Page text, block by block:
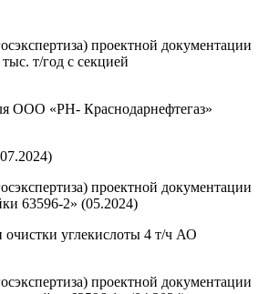
проектной документации
т/год с секцией
ООО «РН- Краснодарнефтегаз»
проектной документации
63596-2» (05.2024)
очистки углекислоты 4 т/ч АО
проектной документации